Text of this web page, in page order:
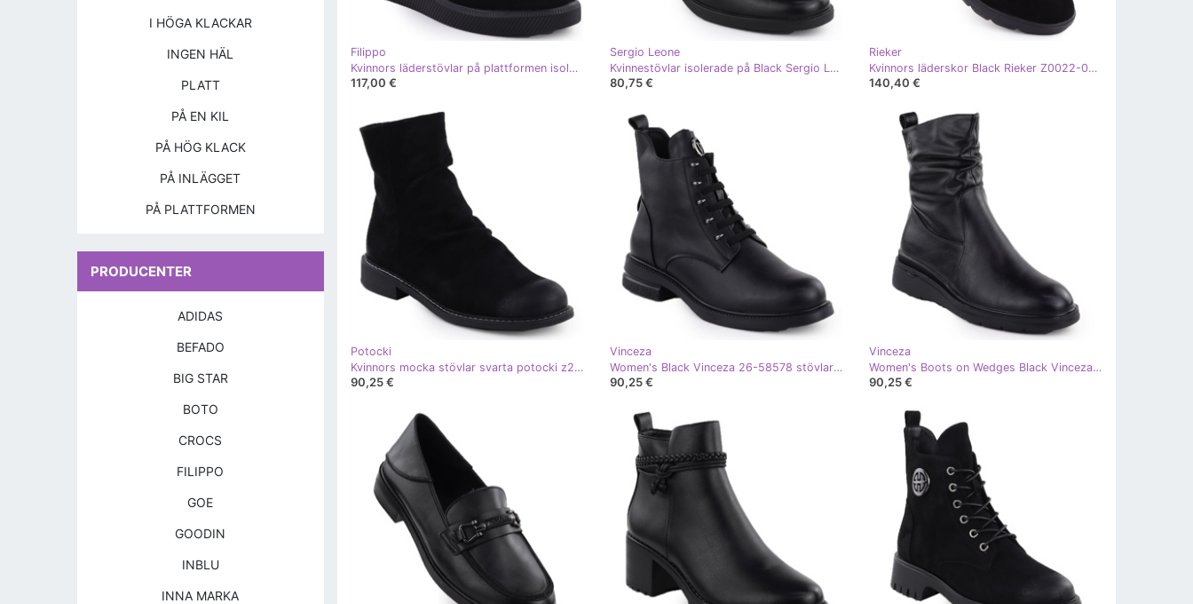
Filippo
Kvinnors läderstövlar på plattformen isolerad svart filippo DBT4799
117,00 €
Sergio Leone
Kvinnestövlar isolerade på Black Sergio Leone BT25239 svart
80,75 €
Rieker
Kvinnors läderskor Black Rieker Z0022-00 svart
140,40 €
Potocki
Kvinnors mocka stövlar svarta potocki z25-sz12716
90,25 €
Vinceza
Women's Black Vinceza 26-58578 stövlar svart
90,25 €
Vinceza
Women's Boots on Wedges Black Vinceza 26-58557 svart
90,25 €
I HÖGA KLACKAR
INGEN HÄL
PLATT
PÅ EN KIL
PÅ HÖG KLACK
PÅ INLÄGGET
PÅ PLATTFORMEN
PRODUCENTER
ADIDAS
BEFADO
BIG STAR
BOTO
CROCS
FILIPPO
GOE
GOODIN
INBLU
INNA MARKA